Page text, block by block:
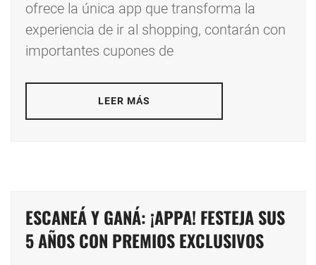
ofrece la única app que transforma la
experiencia de ir al shopping, contarán con
importantes cupones de
LEER MÁS
ESCANEÁ Y GANÁ: ¡APPA! FESTEJA SUS
5 AÑOS CON PREMIOS EXCLUSIVOS